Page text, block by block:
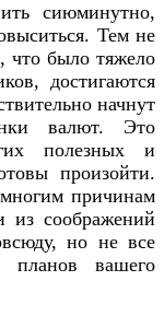
сиюминутно,
Тем не
что было тяжело
достигаются
начнут
валют. Это
полезных и
произойти.
причинам
из соображений
но не все
планов вашего